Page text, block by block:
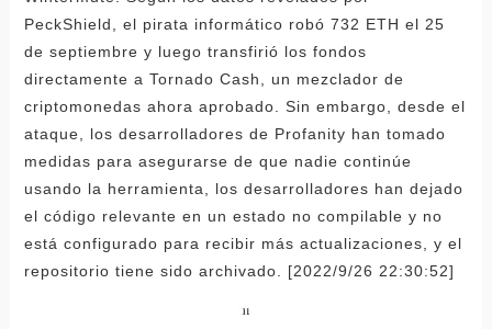
PeckShield, el pirata informático robó 732 ETH el 25
de septiembre y luego transfirió los fondos
directamente a Tornado Cash, un mezclador de
criptomonedas ahora aprobado. Sin embargo, desde el
ataque, los desarrolladores de Profanity han tomado
medidas para asegurarse de que nadie continúe
usando la herramienta, los desarrolladores han dejado
el código relevante en un estado no compilable y no
está configurado para recibir más actualizaciones, y el
repositorio tiene sido archivado. [2022/9/26 22:30:52]